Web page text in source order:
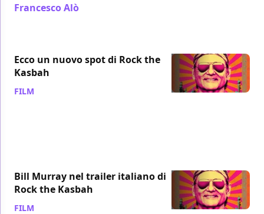
Francesco Alò
Ecco un nuovo spot di Rock the
Kasbah
FILM
Bill Murray nel trailer italiano di
Rock the Kasbah
FILM